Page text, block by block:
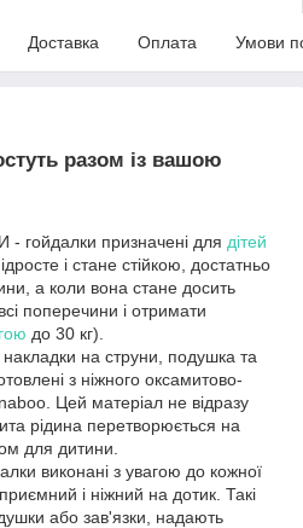
Доставка Оплата Умови
разом із вашою
призначені для дітей
і стане стійкою, достатньо
а коли вона стане досить
поперечини і отримати
до 30 кг).
на струни, подушка та
з ніжного оксамитово-
Цей матеріал не відразу
рідина перетворюється на
для дитини.
виконані з увагою до кожної
і ніжний на дотик. Такі
або зав'язки, надають